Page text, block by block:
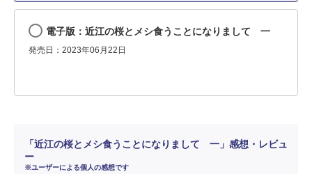
電子版：近江の桜とメシ食うことになりまして 一
発売日：2023年06月22日
「近江の桜とメシ食うことになりまして 一」感想・レビュ
ー
※ユーザーによる個人の感想です